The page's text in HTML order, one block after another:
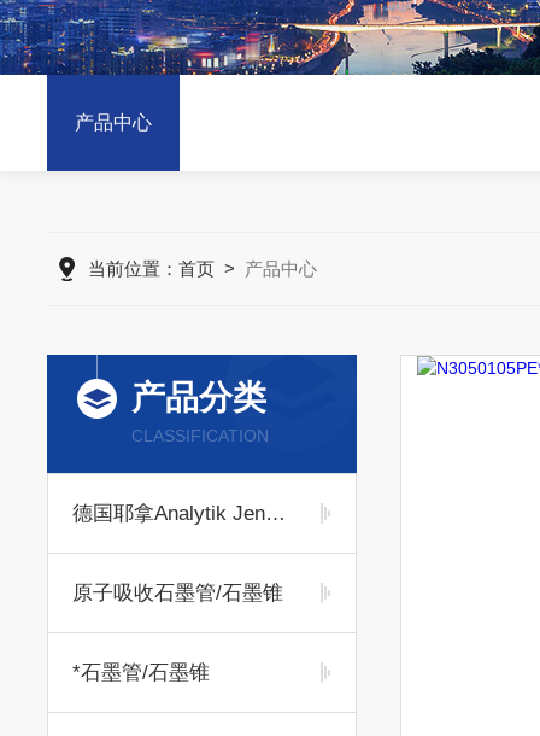
产品中心
当前位置： 首页 > 产品中心
产品分类
CLASSIFICATION
德国耶拿Analytik Jena耗材专区
原子吸收石墨管/石墨锥
*石墨管/石墨锥